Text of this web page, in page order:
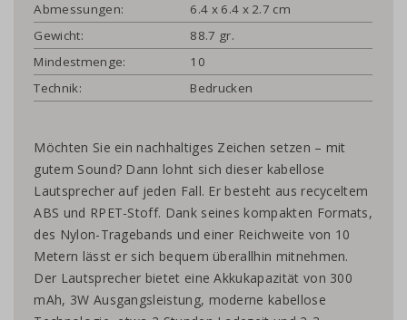
Abmessungen:
6.4 x 6.4 x 2.7 cm
Gewicht:
88.7 gr.
Mindestmenge:
10
Technik:
Bedrucken
Möchten Sie ein nachhaltiges Zeichen setzen – mit
gutem Sound? Dann lohnt sich dieser kabellose
Lautsprecher auf jeden Fall. Er besteht aus recyceltem
ABS und RPET-Stoff. Dank seines kompakten Formats,
des Nylon-Tragebands und einer Reichweite von 10
Metern lässt er sich bequem überallhin mitnehmen.
Der Lautsprecher bietet eine Akkukapazität von 300
mAh, 3W Ausgangsleistung, moderne kabellose